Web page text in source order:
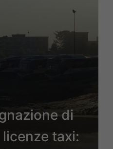
di
licenze taxi: